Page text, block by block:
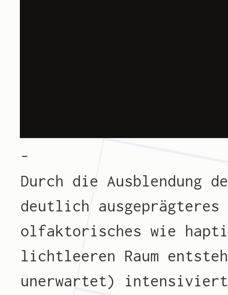
–
Durch die Ausblendung
deutlich ausgeprägteres
olfaktorisches wie
lichtleeren Raum
unerwartet) intensivierte